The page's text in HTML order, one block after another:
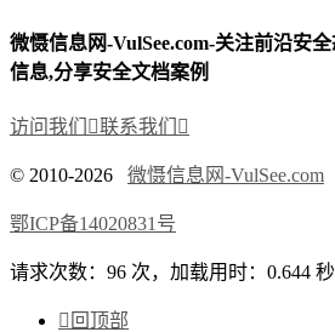
微慑信息网-VulSee.com-关注前沿安
信息,分享安全文档案例
访问我们 联系我们 
© 2010-2026 微慑信息网-VulSee.com
鄂ICP备14020831号
请求次数：96 次，加载用时：0.644
 回顶部